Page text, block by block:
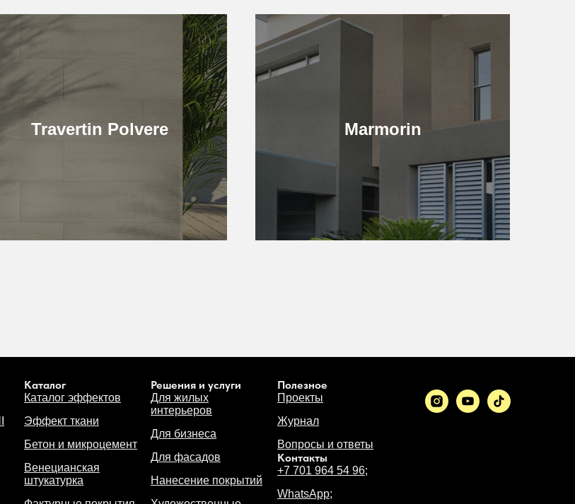
Travertin Polvere
Подробнее Marmorin
Подробнее
Каталог
Каталог эффектов
Эффект ткани
Бетон и микроцемент
Венецианская
штукатурка
Решения и услуги
Для жилых
интерьеров
Для бизнеса
Для фасадов
Нанесение покрытий
Полезное
Проекты
Журнал
Вопросы и ответы
Контакты
+7 701 964 54 96;
WhatsApp;